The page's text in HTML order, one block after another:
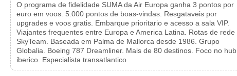
O programa de fidelidade SUMA da Air Europa ganha 3 pontos por
euro em voos. 5.000 pontos de boas-vindas. Resgataveis por
upgrades e voos gratis. Embarque prioritario e acesso a sala VIP.
Viajantes frequentes entre Europa e America Latina. Rotas de rede
SkyTeam. Baseada em Palma de Mallorca desde 1986. Grupo
Globalia. Boeing 787 Dreamliner. Mais de 80 destinos. Foco no hub
iberico. Especialista transatlantico